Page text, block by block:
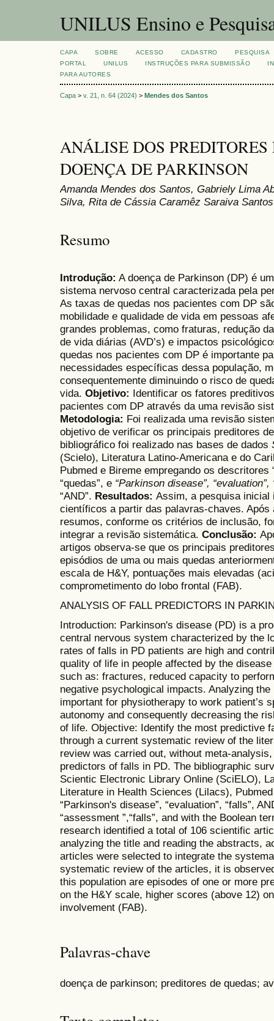
UNILUS Ensino e
CAPA SOBRE ACESSO CADASTRO
PESQUISA
PORTAL
UNILUS INSTRUÇÕES PARA SUBMISSÃO
PARA AUTORES
Capa > v. 21, n. 64 (2024) > Mendes dos Santos
ANÁLISE DOS
DOENÇA DE PARKINSON
Amanda Mendes dos Santos, Gabriely Lima
Silva, Rita de Cássia Caramêz Saraiva Santos
Resumo
Introdução: A doença de Parkinson (DP) é
sistema nervoso central caracterizada pela
As taxas de quedas nos pacientes com DP
mobilidade e qualidade de vida em pessoas
grandes problemas, como fraturas, redução
de vida diárias (AVD’s) e impactos
quedas nos pacientes com DP é importante
necessidades específicas dessa população,
consequentemente diminuindo o risco de
vida. Objetivo: Identificar os fatores
pacientes com DP através da uma revisão
Metodologia: Foi realizada uma revisão
objetivo de verificar os principais preditores
bibliográfico foi realizado nas bases de dados
(Scielo), Literatura Latino-Americana e do
Pubmed e Bireme empregando os descritores
“quedas”, e “Parkinson disease”, “evaluation”,
“AND”. Resultados: Assim, a pesquisa inicial
científicos a partir das palavras-chaves.
resumos, conforme os critérios de inclusão,
integrar a revisão sistemática. Conclusão:
artigos observa-se que os principais
episódios de uma ou mais quedas
escala de H&Y, pontuações mais elevadas
comprometimento do lobo frontal (FAB).
ANALYSIS OF FALL PREDICTORS IN
Introduction: Parkinson's disease (PD) is a
central nervous system characterized by the
rates of falls in PD patients are high and
quality of life in people affected by the
such as: fractures, reduced capacity to
negative psychological impacts. Analyzing
important for physiotherapy to work patient’s
autonomy and consequently decreasing the
of life. Objective: Identify the most predictive
through a current systematic review of the
review was carried out, without meta-
predictors of falls in PD. The bibliographic
Scientic Electronic Library Online (SciELO),
Literature in Health Sciences (Lilacs),
“Parkinson's disease”, “evaluation”, “falls”,
“assessment ”,“falls”, and with the Boolean
research identified a total of 106 scientific
analyzing the title and reading the abstracts,
articles were selected to integrate the
systematic review of the articles, it is
this population are episodes of one or more
on the H&Y scale, higher scores (above 12)
involvement (FAB).
Palavras-chave
doença de parkinson; preditores de quedas;